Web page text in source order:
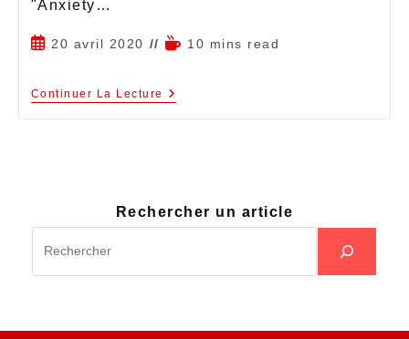
"Anxiety…
20 avril 2020 10 mins read
Continuer La Lecture
Rechercher un article